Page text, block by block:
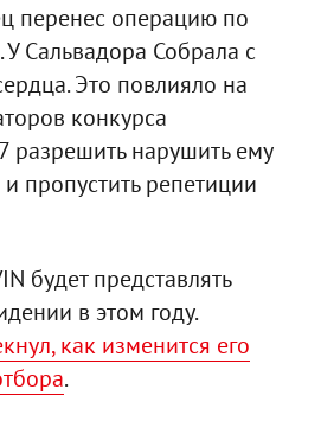
перенес операцию по
У Сальвадора Собрала с
Это повлияло на
конкурса
разрешить нарушить ему
пропустить репетиции
будет представлять
в этом году.
как изменится его
.